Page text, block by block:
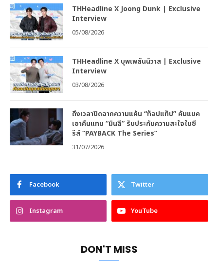
THHeadline X Joong Dunk | Exclusive
Interview
05/08/2026
THHeadline X บุพเพสันนิวาส | Exclusive
Interview
03/08/2026
ถึงเวลาปิดฉากความแค้น “ท็อปแท็ป” คัมแบค
เอาคืนแทน “มินลี” รับประกันความสะใจในซี
รีส์ “PAYBACK The Series”
31/07/2026
Facebook Twitter
Instagram YouTube
DON'T MISS